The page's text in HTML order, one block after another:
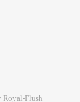
Royal-Flush